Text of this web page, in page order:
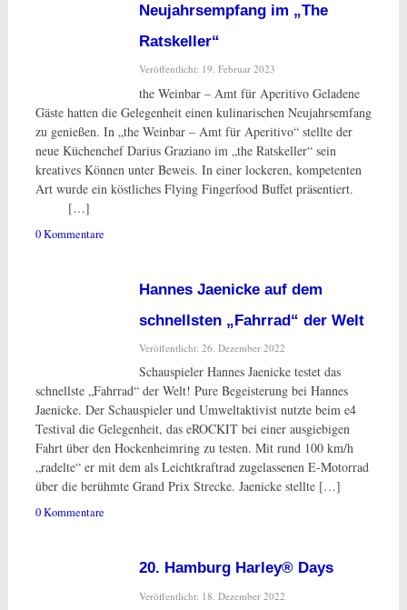
Neujahrsempfang im „The
Ratskeller“
Veröffentlicht: 19. Februar 2023
the Weinbar – Amt für Aperitivo Geladene
Gäste hatten die Gelegenheit einen kulinarischen Neujahrsemfang
zu genießen. In „the Weinbar – Amt für Aperitivo“ stellte der
neue Küchenchef Darius Graziano im „the Ratskeller“ sein
kreatives Können unter Beweis. In einer lockeren, kompetenten
Art wurde ein köstliches Flying Fingerfood Buffet präsentiert.
[…]
0 Kommentare
Hannes Jaenicke auf dem
schnellsten „Fahrrad“ der Welt
Veröffentlicht: 26. Dezember 2022
Schauspieler Hannes Jaenicke testet das
schnellste „Fahrrad“ der Welt! Pure Begeisterung bei Hannes
Jaenicke. Der Schauspieler und Umweltaktivist nutzte beim e4
Testival die Gelegenheit, das eROCKIT bei einer ausgiebigen
Fahrt über den Hockenheimring zu testen. Mit rund 100 km/h
„radelte“ er mit dem als Leichtkraftrad zugelassenen E-Motorrad
über die berühmte Grand Prix Strecke. Jaenicke stellte […]
0 Kommentare
20. Hamburg Harley® Days
Veröffentlicht: 18. Dezember 2022